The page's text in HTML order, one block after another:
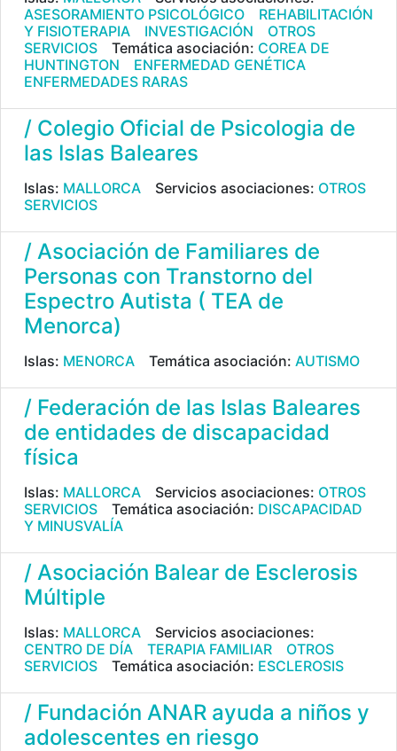
ASESORAMIENTO PSICOLÓGICO
REHABILITACIÓN
Y FISIOTERAPIA
INVESTIGACIÓN
OTROS
SERVICIOS
Temática asociación: COREA DE
HUNTINGTON
ENFERMEDAD GENÉTICA
ENFERMEDADES RARAS
/ Colegio Oficial de Psicologia de
las Islas Baleares
Islas: MALLORCA Servicios asociaciones: OTROS
SERVICIOS
/ Asociación de Familiares de
Personas con Transtorno del
Espectro Autista ( TEA de
Menorca)
Islas: MENORCA Temática asociación: AUTISMO
/ Federación de las Islas Baleares
de entidades de discapacidad
física
Islas: MALLORCA Servicios asociaciones: OTROS
SERVICIOS
Temática asociación: DISCAPACIDAD
Y MINUSVALÍA
/ Asociación Balear de Esclerosis
Múltiple
Islas: MALLORCA
Servicios asociaciones:
CENTRO DE DÍA
TERAPIA FAMILIAR
OTROS
SERVICIOS
Temática asociación: ESCLEROSIS
/ Fundación ANAR ayuda a niños y
adolescentes en riesgo